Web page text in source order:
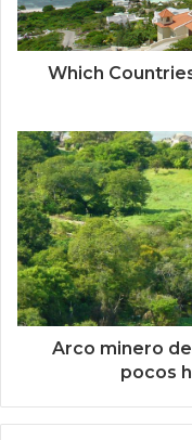
Which
Arco minero
pocos